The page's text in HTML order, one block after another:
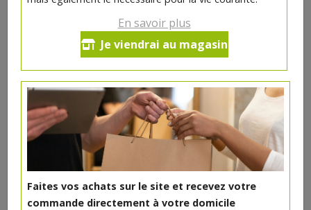
En savoir plus
Je viendrai au magasin
Faites vos achats sur le site et recevez votre
commande directement à votre domicile
Crème de jour Peaux Sèches &
Sensibles bio 50ml
- 1 pc
8€
Réception souhaitée le